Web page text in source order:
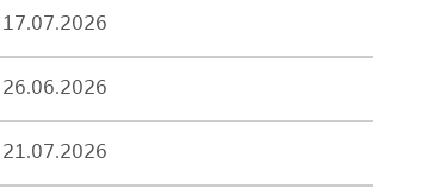
17.07.2026
26.06.2026
21.07.2026